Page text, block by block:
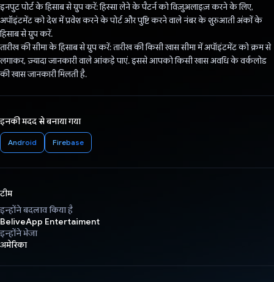
इनपुट पोर्ट के हिसाब से ग्रुप करें: हिस्सा लेने के पैटर्न को विज़ुअलाइज़ करने के लिए,
अपॉइंटमेंट को देश में प्रवेश करने के पोर्ट और पुष्टि करने वाले नंबर के शुरुआती अंकों के
हिसाब से ग्रुप करें.
तारीख की सीमा के हिसाब से ग्रुप करें: तारीख की किसी खास सीमा में अपॉइंटमेंट को क्रम से
लगाकर, ज़्यादा जानकारी वाले आंकड़े पाएं. इससे आपको किसी खास अवधि के वर्कलोड
की खास जानकारी मिलती है.
इनकी मदद से बनाया गया
Android Firebase
टीम
इन्होंने बदलाव किया है
BeliveApp Entertaiment
इन्होंने भेजा
अमेरिका